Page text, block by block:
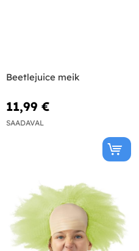
Beetlejuice meik
11,99 €
SAADAVAL